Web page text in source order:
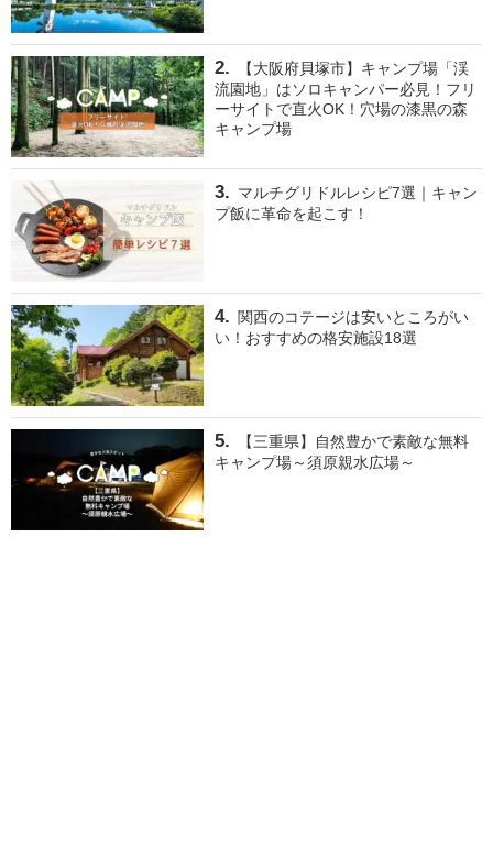
【大阪府貝塚市】キャンプ場「渓
流園地」はソロキャンパー必見！フリ
ーサイトで直火OK！穴場の漆黒の森
キャンプ場
マルチグリドルレシピ7選｜キャン
プ飯に革命を起こす！
関西のコテージは安いところがい
い！おすすめの格安施設18選
【三重県】自然豊かで素敵な無料
キャンプ場～須原親水広場～